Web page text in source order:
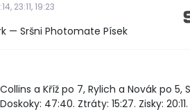
23:11, 19:23
— Sršni Photomate Písek
a Kříž po 7, Rylich a Novák po
47:40. Ztráty: 15:27. Zisky: